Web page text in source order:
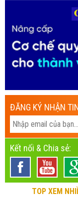
ĐĂNG KÝ NHẬN
Kết nối & Chia sẻ:
TOP XEM